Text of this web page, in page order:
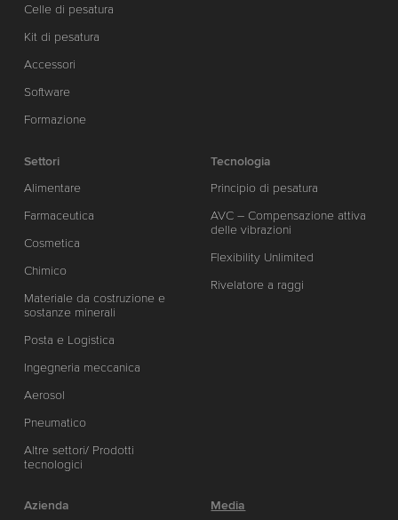
Celle di pesatura
Kit di pesatura
Accessori
Software
Formazione
Settori
Alimentare
Farmaceutica
Cosmetica
Chimico
Materiale da costruzione e
sostanze minerali
Posta e Logistica
Ingegneria meccanica
Aerosol
Pneumatico
Altre settori/ Prodotti
tecnologici
Tecnologia
Principio di pesatura
AVC – Compensazione attiva
delle vibrazioni
Flexibility Unlimited
Rivelatore a raggi
Azienda
Media